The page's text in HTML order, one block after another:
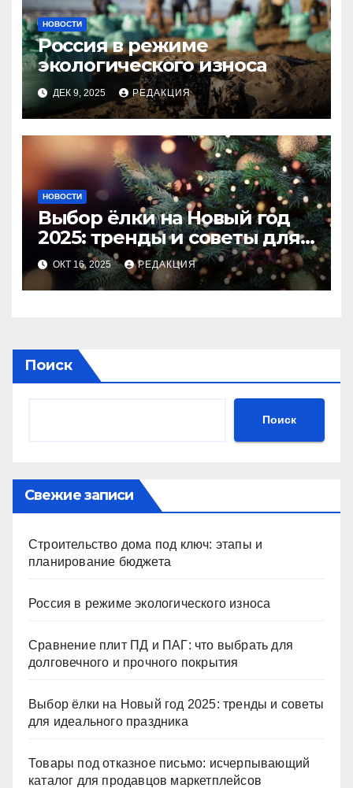
НОВОСТИ
Россия в режиме
экологического износа
ДЕК 9, 2025 РЕДАКЦИЯ
НОВОСТИ
Выбор ёлки на Новый год
2025: тренды и советы для
идеального праздника
ОКТ 16, 2025 РЕДАКЦИЯ
Поиск
Поиск
Свежие записи
Строительство дома под ключ: этапы и
планирование бюджета
Россия в режиме экологического износа
Сравнение плит ПД и ПАГ: что выбрать для
долговечного и прочного покрытия
Выбор ёлки на Новый год 2025: тренды и советы
для идеального праздника
Товары под отказное письмо: исчерпывающий
каталог для продавцов маркетплейсов